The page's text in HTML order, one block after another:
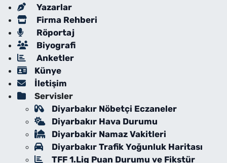
Yazarlar
Firma Rehberi
Röportaj
Biyografi
Anketler
Künye
İletişim
Servisler
Diyarbakır Nöbetçi Eczaneler
Diyarbakır Hava Durumu
Diyarbakir Namaz Vakitleri
Diyarbakır Trafik Yoğunluk Haritası
TFF 1.Lig Puan Durumu ve Fikstür